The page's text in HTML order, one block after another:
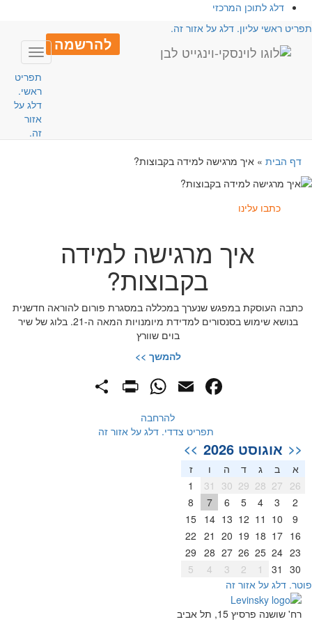
דלג לתוכן המרכזי
ראשי עליון. דלג על אזור זה.
להרשמה
Toggle
תפריט
ראשי.
דלג על
אזור
זה.
דף הבית» איך מרגישה למידה בקבוצות?
כתבו עלינו
איך מרגישה למידה
בקבוצות?
כתבה העוסקת במפגש שנערך במכללה במסגרת פורום להוראה חדשנית
בנושא שימוש בסנסורים למדידת מיומנויות המאה ה-21. בלוג של שיר
בוים שוורץ
להמשך >>
Facebook
Email
WhatsApp
להרחבה
תפריט צדדי. דלג על אזור זה
<< אוגוסט 2026 >>
א ב ג ד ה
ז
26
27
28
29
30
31
2
3
4
5
6
7
8
9
10
11
12
13
14
15
16
17
18
19
20
21
22
23
24
25
26
27
28
29
30
31
2
3
4
5
דלג על אזור זה
רח' שושנה פרסיץ 15, תל אביב